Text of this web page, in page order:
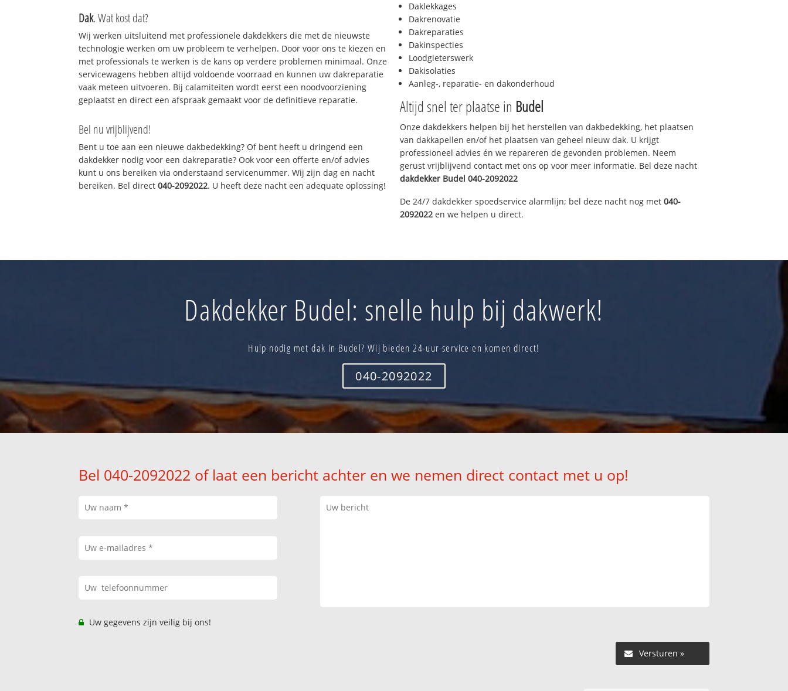
Dak. Wat kost dat?
Wij werken uitsluitend met professionele dakdekkers die met de nieuwste
technologie werken om uw probleem te verhelpen. Door voor ons te kiezen en
met professionals te werken is de kans op verdere problemen minimaal. Onze
servicewagens hebben altijd voldoende voorraad en kunnen uw dakreparatie
vaak meteen uitvoeren. Bij calamiteiten wordt eerst een noodvoorziening
geplaatst en direct een afspraak gemaakt voor de definitieve reparatie.
Bel nu vrijblijvend!
Bent u toe aan een nieuwe dakbedekking? Of bent heeft u dringend een
dakdekker nodig voor een dakreparatie? Ook voor een offerte en/of advies
kunt u ons bereiken via onderstaand servicenummer. Wij zijn dag en nacht
bereiken. Bel direct040-2092022. U heeft deze nacht een adequate oplossing!
Daklekkages
Dakrenovatie
Dakreparaties
Dakinspecties
Loodgieterswerk
Dakisolaties
Aanleg-, reparatie- en dakonderhoud
Altijd snel ter plaatse in Budel
Onze dakdekkers helpen bij het herstellen van dakbedekking, het plaatsen
van dakkapellen en/of het plaatsen van geheel nieuw dak. U krijgt
professioneel advies én we repareren de gevonden problemen. Neem
gerust vrijblijvend contact met ons op voor meer informatie. Bel deze nacht
dakdekker Budel 040-2092022
De 24/7 dakdekker spoedservice alarmlijn; bel deze nacht nog met 040-
2092022 en we helpen u direct.
Dakdekker Budel: snelle hulp bij dakwerk!
Hulp nodig met dak in Budel? Wij bieden 24-uur service en komen direct!
040-2092022
Bel 040-2092022 of laat een bericht achter en we nemen direct contact met u op!
Uw gegevens zijn veilig bij ons!
Versturen »